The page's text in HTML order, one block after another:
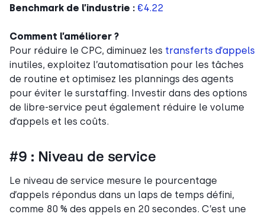
Benchmark de l’industrie : €4.22
Comment l’améliorer ?
Pour réduire le CPC, diminuez les transferts d’appels
inutiles, exploitez l’automatisation pour les tâches
de routine et optimisez les plannings des agents
pour éviter le surstaffing. Investir dans des options
de libre-service peut également réduire le volume
d’appels et les coûts.
#9 : Niveau de service
Le niveau de service mesure le pourcentage
d’appels répondus dans un laps de temps défini,
comme 80 % des appels en 20 secondes. C’est une